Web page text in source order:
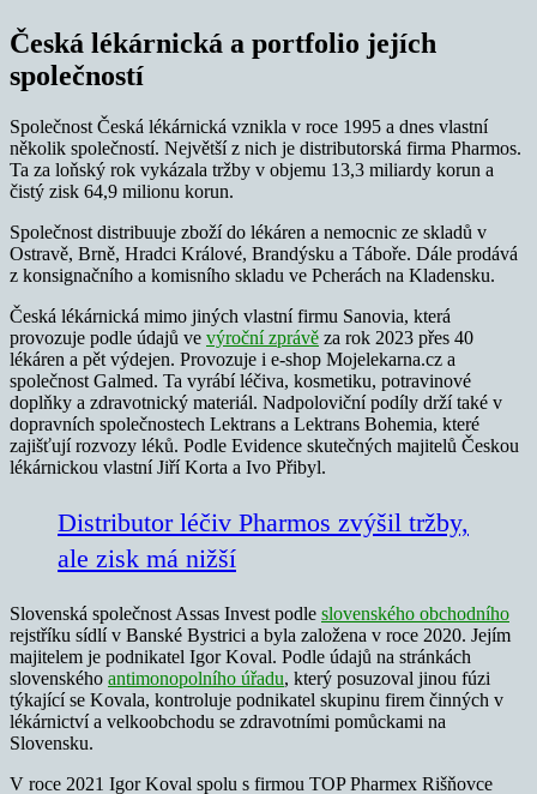
Česká lékárnická a portfolio jejích
společností
Společnost Česká lékárnická vznikla v roce 1995 a dnes vlastní
několik společností. Největší z nich je distributorská firma Pharmos.
Ta za loňský rok vykázala tržby v objemu 13,3 miliardy korun a
čistý zisk 64,9 milionu korun.
Společnost distribuuje zboží do lékáren a nemocnic ze skladů v
Ostravě, Brně, Hradci Králové, Brandýsku a Táboře. Dále prodává
z konsignačního a komisního skladu ve Pcherách na Kladensku.
Česká lékárnická mimo jiných vlastní firmu Sanovia, která
provozuje podle údajů ve výroční zprávě za rok 2023 přes 40
lékáren a pět výdejen. Provozuje i e-shop Mojelekarna.cz a
společnost Galmed. Ta vyrábí léčiva, kosmetiku, potravinové
doplňky a zdravotnický materiál. Nadpoloviční podíly drží také v
dopravních společnostech Lektrans a Lektrans Bohemia, které
zajišťují rozvozy léků. Podle Evidence skutečných majitelů Českou
lékárnickou vlastní Jiří Korta a Ivo Přibyl.
Distributor léčiv Pharmos zvýšil tržby,
ale zisk má nižší
Slovenská společnost Assas Invest podle slovenského obchodního
rejstříku sídlí v Banské Bystrici a byla založena v roce 2020. Jejím
majitelem je podnikatel Igor Koval. Podle údajů na stránkách
slovenského antimonopolního úřadu, který posuzoval jinou fúzi
týkající se Kovala, kontroluje podnikatel skupinu firem činných v
lékárnictví a velkoobchodu se zdravotními pomůckami na
Slovensku.
V roce 2021 Igor Koval spolu s firmou TOP Pharmex Rišňovce